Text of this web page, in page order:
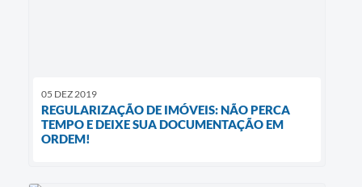
05 DEZ 2019
REGULARIZAÇÃO DE IMÓVEIS: NÃO PERCA
TEMPO E DEIXE SUA DOCUMENTAÇÃO EM
ORDEM!